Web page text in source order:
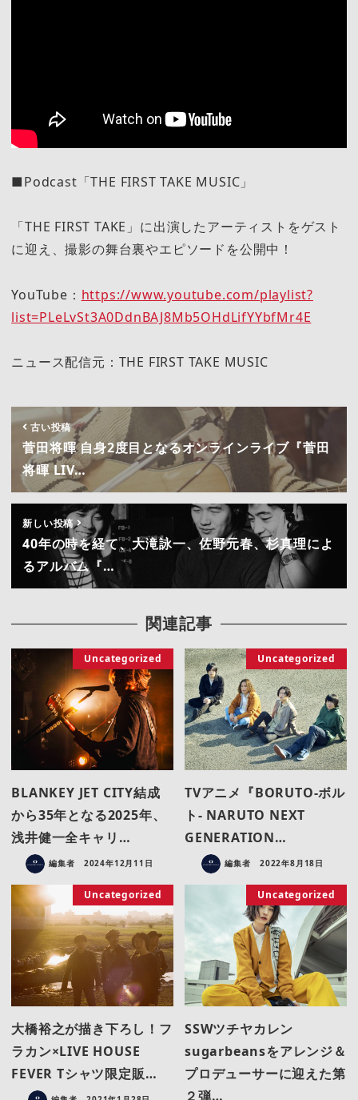
■Podcast「THE FIRST TAKE MUSIC」
「THE FIRST TAKE」に出演したアーティストをゲスト
に迎え、撮影の舞台裏やエピソードを公開中！
YouTube： https://www.youtube.com/playlist?
list=PLeLvSt3A0DdnBAJ8Mb5OHdLifYYbfMr4E
ニュース配信元：THE FIRST TAKE MUSIC
古い投稿
菅田将暉 自身2度目となるオンラインライブ『菅田
将暉 LIV…
新しい投稿
40年の時を経て、大滝詠一、佐野元春、杉真理によ
るアルバム『…
関連記事
Uncategorized
BLANKEY JET CITY結成
から35年となる2025年、
浅井健一全キャリ…
編集者 2024年12月11日
Uncategorized
TVアニメ『BORUTO-ボル
ト- NARUTO NEXT
GENERATION…
編集者 2022年8月18日
Uncategorized
大橋裕之が描き下ろし！フ
ラカン×LIVE HOUSE
FEVER Tシャツ限定販…
Uncategorized
SSWツチヤカレン
sugarbeansをアレンジ＆
プロデューサーに迎えた第
２弾…